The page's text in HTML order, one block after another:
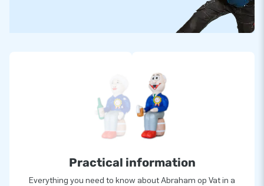
wijze! En je bent altijd verzekerd van onze professionele
service en levering. Daarom noemen ze ons ook wel
Practical information
Everything you need to know about Abraham op Vat in a